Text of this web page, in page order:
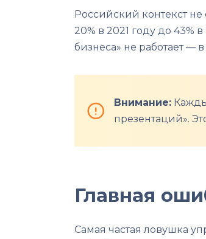
Российский контекст не
20% в 2021 году до 43%
бизнеса» не работает —
Внимание:
презентаций».
Главная
Самая частая ловушка